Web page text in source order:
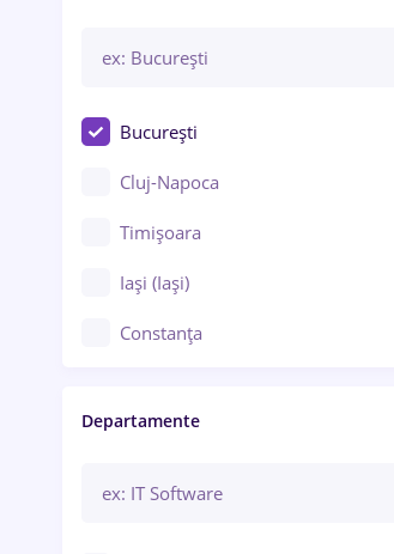
București
Cluj-Napoca
Timișoara
Iași (Iași)
Constanța
Brașov
Bacău
Departamente